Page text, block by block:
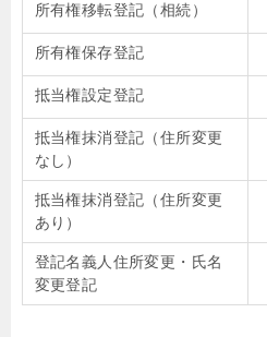
所有権移転登記（相続）
所有権保存登記
抵当権設定登記
抵当権抹消登記（住所変更
なし）
抵当権抹消登記（住所変更
あり）
登記名義人住所変更・氏名
変更登記